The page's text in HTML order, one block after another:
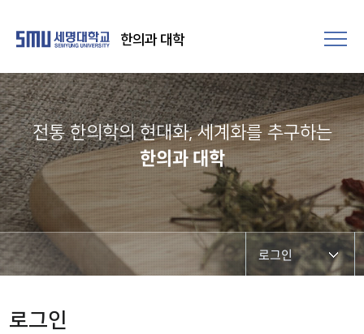
한의과 대학
전통 한의학의 현대화, 세계화를 추구하는​
한의과 대학
로그인
로그인